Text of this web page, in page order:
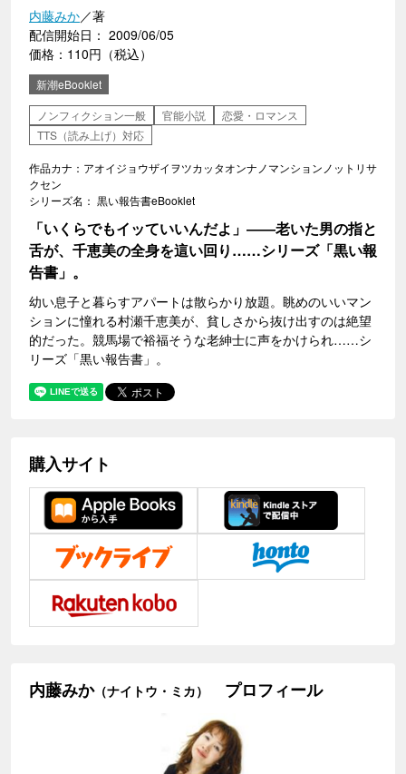
内藤みか／著
配信開始日： 2009/06/05
価格：110円（税込）
新潮eBooklet
ノンフィクション一般
官能小説
恋愛・ロマンス
TTS（読み上げ）対応
作品カナ：アオイジョウザイヲツカッタオンナノマンションノットリサ
クセン
シリーズ名： 黒い報告書eBooklet
「いくらでもイッていいんだよ」――老いた男の指と
舌が、千恵美の全身を這い回り……シリーズ「黒い報
告書」。
幼い息子と暮らすアパートは散らかり放題。眺めのいいマン
ションに憧れる村瀬千恵美が、貧しさから抜け出すのは絶望
的だった。競馬場で裕福そうな老紳士に声をかけられ……シ
リーズ「黒い報告書」。
購入サイト
内藤みか（ナイトウ・ミカ） プロフィール